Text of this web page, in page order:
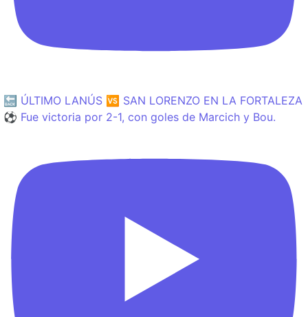
🔙 ÚLTIMO LANÚS 🆚 SAN LORENZO EN LA FORTALEZA
⚽️ Fue victoria por 2-1, con goles de Marcich y Bou.